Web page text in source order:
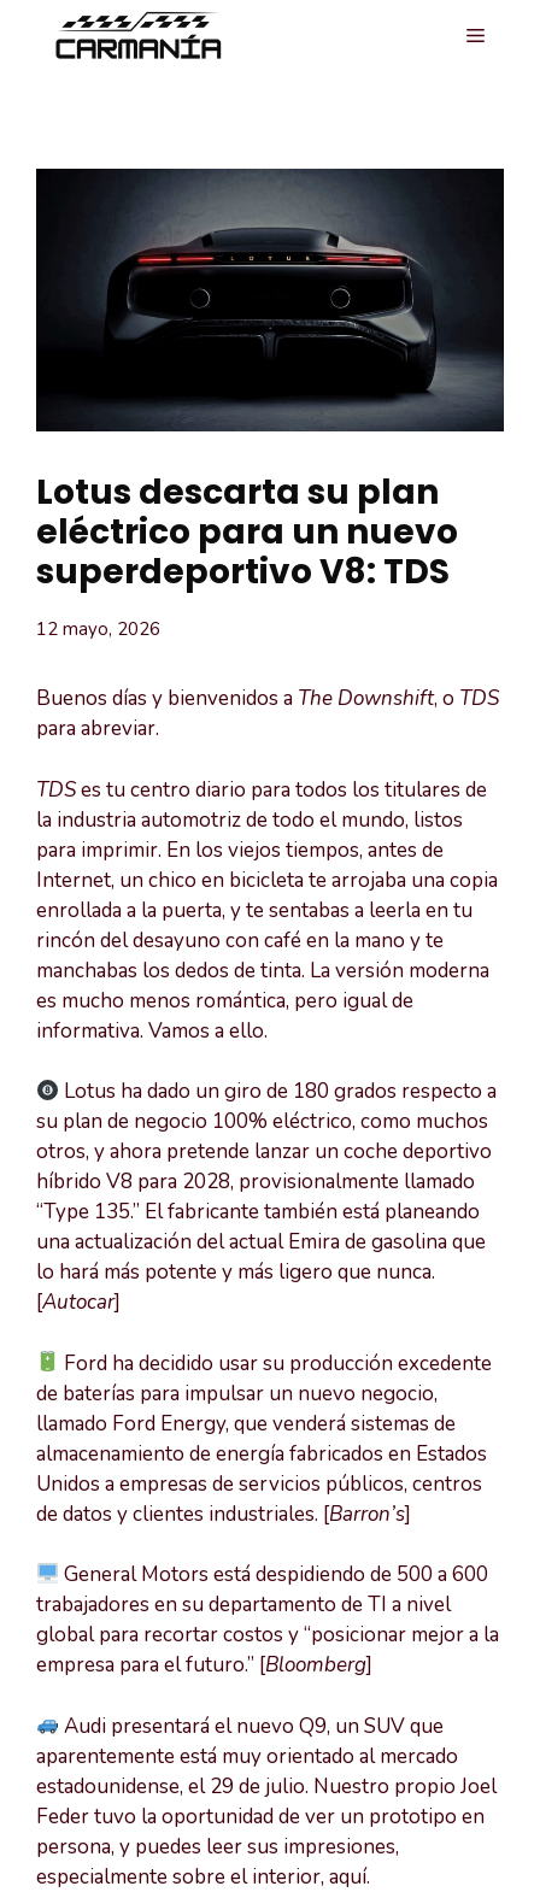
MENÚ
Lotus descarta su plan
eléctrico para un nuevo
superdeportivo V8: TDS
12 mayo, 2026
Buenos días y bienvenidos a The Downshift, o TDS
para abreviar.
TDSes tu centro diario para todos los titulares de
la industria automotriz de todo el mundo, listos
para imprimir. En los viejos tiempos, antes de
Internet, un chico en bicicleta te arrojaba una copia
enrollada a la puerta, y te sentabas a leerla en tu
rincón del desayuno con café en la mano y te
manchabas los dedos de tinta. La versión moderna
es mucho menos romántica, pero igual de
informativa. Vamos a ello.
Lotus ha dado un giro de 180 grados respecto a
su plan de negocio 100% eléctrico, como muchos
otros, y ahora pretende lanzar un coche deportivo
híbrido V8 para 2028, provisionalmente llamado
“Type 135.” El fabricante también está planeando
una actualización del actual Emira de gasolina que
lo hará más potente y más ligero que nunca.
[Autocar]
Ford ha decidido usar su producción excedente
de baterías para impulsar un nuevo negocio,
llamado Ford Energy, que venderá sistemas de
almacenamiento de energía fabricados en Estados
Unidos a empresas de servicios públicos, centros
de datos y clientes industriales. [Barron’s]
General Motors está despidiendo de 500 a 600
trabajadores en su departamento de TI a nivel
global para recortar costos y “posicionar mejor a la
empresa para el futuro.” [Bloomberg]
Audi presentará el nuevo Q9, un SUV que
aparentemente está muy orientado al mercado
estadounidense, el 29 de julio. Nuestro propio Joel
Feder tuvo la oportunidad de ver un prototipo en
persona, y puedes leer sus impresiones,
especialmente sobre el interior, aquí.